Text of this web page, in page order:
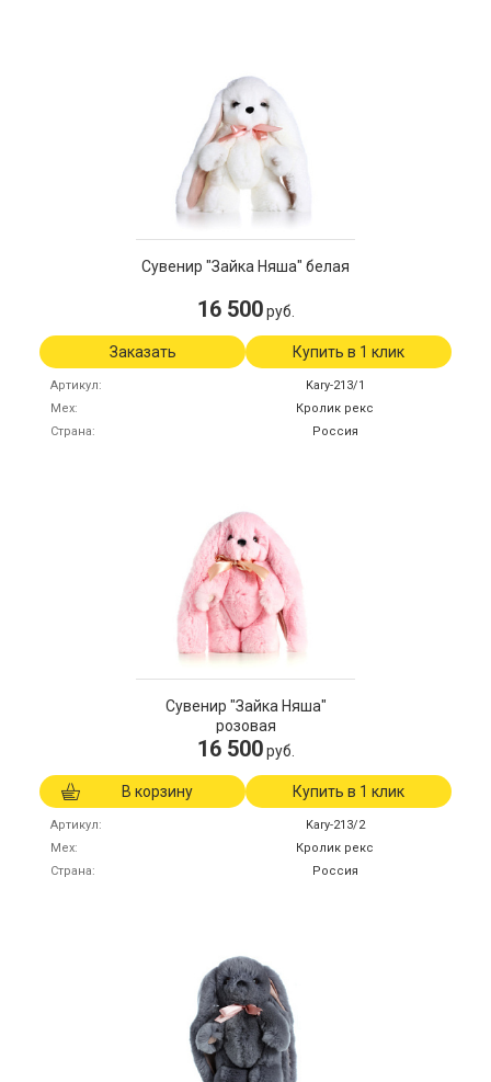
Сувенир "Зайка Няша" белая
16 500 руб.
Заказать Купить в 1 клик
Артикул
Kary-213/1
Мех
Кролик рекс
Страна
Россия
Сувенир "Зайка Няша"
розовая
16 500 руб.
В корзину Купить в 1 клик
Артикул
Kary-213/2
Мех
Кролик рекс
Страна
Россия